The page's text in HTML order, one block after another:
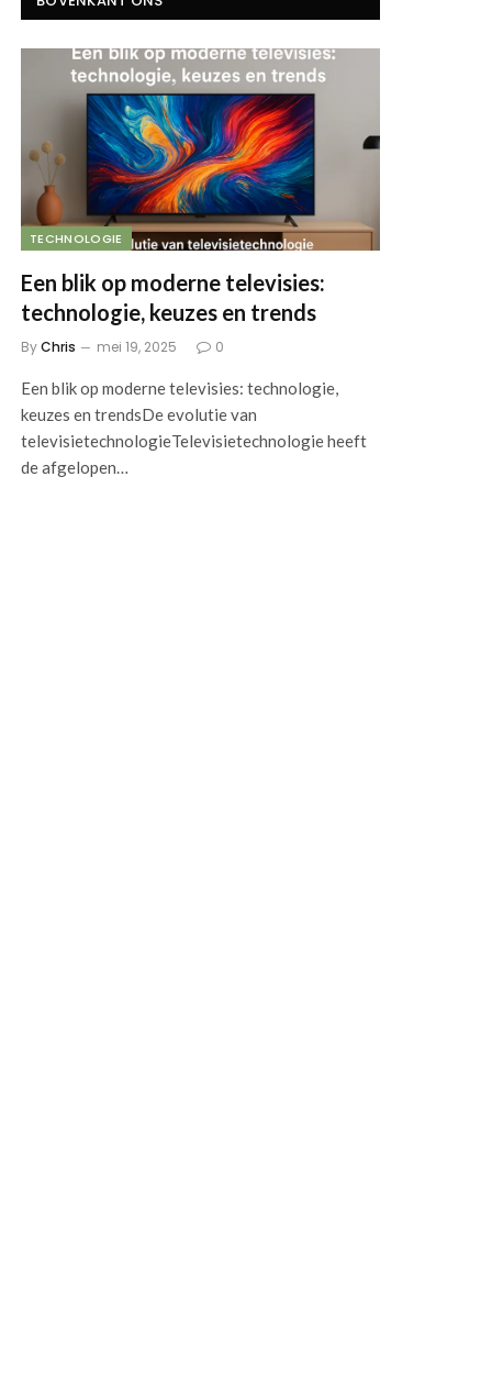
TECHNOLOGIE
Een blik op moderne televisies:
technologie, keuzes en trends
ByChris mei 19, 2025 0
Een blik op moderne televisies: technologie,
keuzes en trendsDe evolutie van
televisietechnologieTelevisietechnologie heeft
de afgelopen…